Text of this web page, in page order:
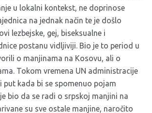
u lokalni kontekst, ne doprinose
na jednak način te je došlo
lezbejske, gej, biseksualne i
postanu vidljiviji. Bio je to period u
o manjinama na Kosovu, ali o
Tokom vremena UN administracije
put kada bi se spomenuo pojam
je bio da se radi o srpskoj manjini na
su sve ostale manjine, naročito